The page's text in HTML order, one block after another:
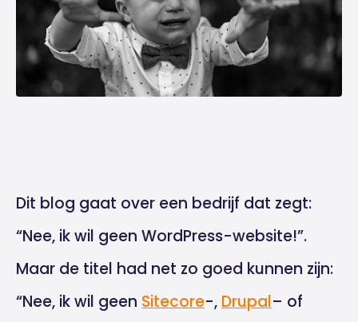
Dit blog gaat over een bedrijf dat zegt:
“Nee, ik wil geen WordPress-website!”.
Maar de titel had net zo goed kunnen zijn:
“Nee, ik wil geen Sitecore-, Drupal– of